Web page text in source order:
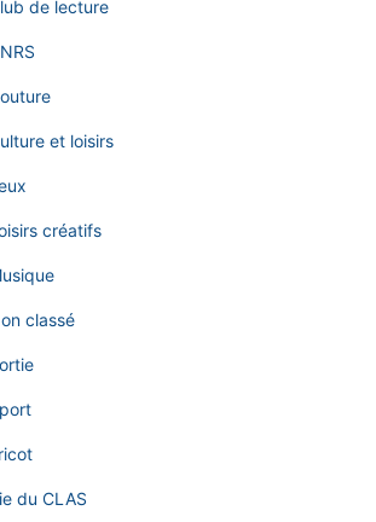
de lecture
et loisirs
créatifs
classé
du CLAS